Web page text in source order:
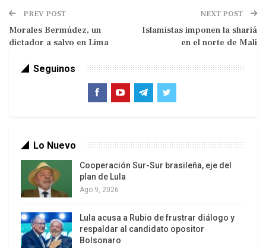
Con mucha menor visibilidad, el encuentro
significó un salto en la cooperación entre dos de
los emergentes, Brasil e India, en el área de la
La presidenta Dilma Rousseff y el primer ministro
Manmohan Singh profundizaron la Alianza
Estratégica establecida en 2006 con nuevos
acuerdos en las áreas de cooperación científica y
tecnológica, biotecnología, defensa y proyectos
espaciales. Resulta significativo que el
comunicado binacional apunte que «la
PREV POST
Morales Bermúdez, un
dictador a salvo en Lima
NEXT POST
Islamistas imponen la shariá
en el norte de Malí
Seguinos
Lo Nuevo
Cooperación Sur-Sur brasileña, eje del
plan de Lula
Ago 9, 2026
Lula acusa a Rubio de frustrar diálogo y
respaldar al candidato opositor
Bolsonaro